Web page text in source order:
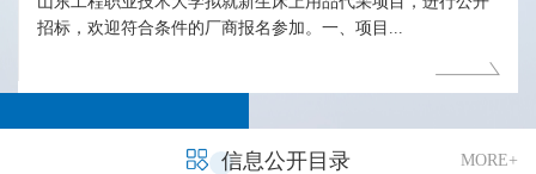
招标，欢迎符合条件的厂商报名参加。一、项目...
信息公开目录 MORE+